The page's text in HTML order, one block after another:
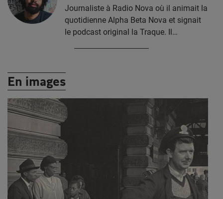
Journaliste à Radio Nova où il animait la
quotidienne Alpha Beta Nova et signait
le podcast original la Traque. Il…
En images